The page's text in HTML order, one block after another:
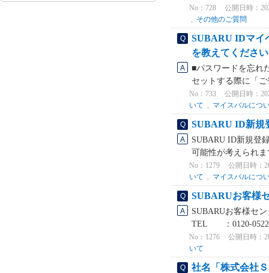
No：728
公開日時：
, その他のご質問
SUBARU IDマイ
を教えてくださ
■パスワードを忘れ
セットする際に「
No：733
公開日時：
いて , マイスバルにつ
SUBARU ID新規
SUBARU ID新規登
可能性が考えられ
No：1279
公開日時：
いて , マイスバルにつ
SUBARUお客様
SUBARUお客様セ
TEL ：0120-
No：1276
公開日時：
いて
社名「株式会社